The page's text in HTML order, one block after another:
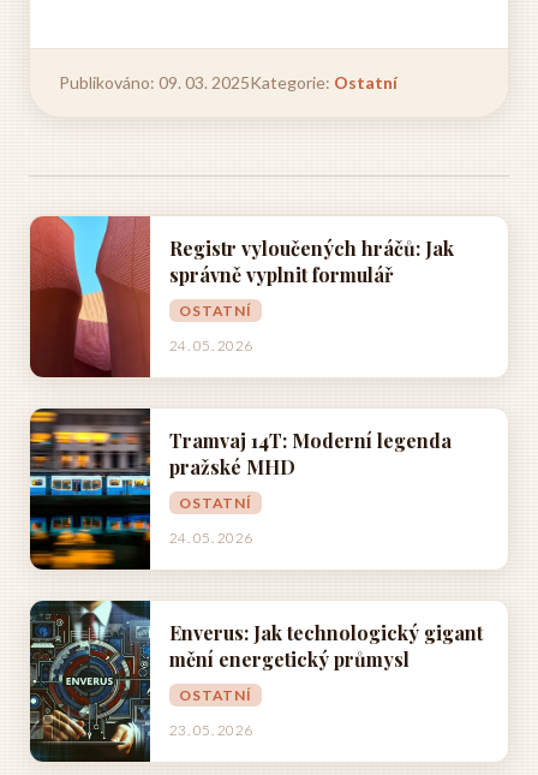
Publikováno: 09. 03. 2025Kategorie: Ostatní
Registr vyloučených hráčů: Jak
správně vyplnit formulář
OSTATNÍ
24. 05. 2026
Tramvaj 14T: Moderní legenda
pražské MHD
OSTATNÍ
24. 05. 2026
Enverus: Jak technologický gigant
mění energetický průmysl
OSTATNÍ
23. 05. 2026